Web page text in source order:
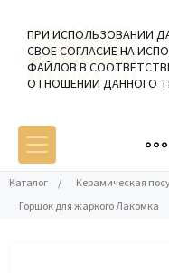
Каталог / Керамическая
Горшок для жаркого Лакомка
ПРИ ИСПОЛЬЗОВАНИИ
СВОЕ СОГЛАСИЕ НА
ФАЙЛОВ В
ОТНОШЕНИИ ДАННОГО